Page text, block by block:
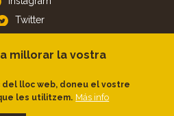
Twitter
APP
iOS
Android
millorar la vostra
lloc web, doneu el vostre
les utilitzem. Más info